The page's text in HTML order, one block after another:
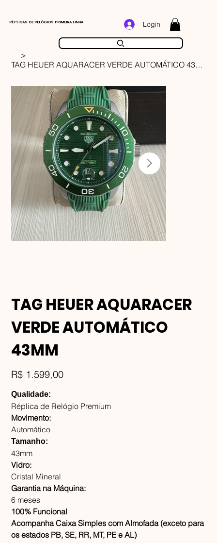
RÉPLICAS DE RELÓGIOS PRIMEIRA LINHA Login
>
TAG HEUER AQUARACER VERDE AUTOMÁTICO 43MM
TAG HEUER AQUARACER
VERDE AUTOMÁTICO
43MM
Preço
R$ 1.599,00
Qualidade:
Réplica de Relógio Premium
Movimento:
Automático
Tamanho:
43mm
Vidro:
Cristal Mineral
Garantia na Máquina:
6 meses
100% Funcional
Acompanha Caixa Simples com Almofada (exceto para
os estados PB, SE, RR, MT, PE e AL)